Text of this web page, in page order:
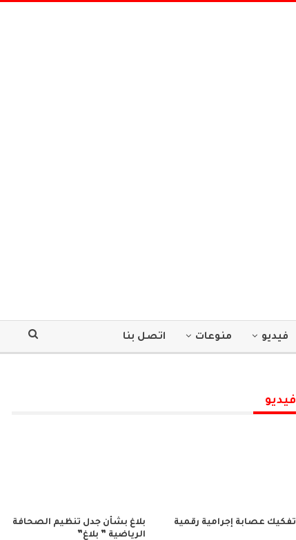
فيديو منوعات اتصل بنا
فيديو
تفكيك عصابة إجرامية رقمية
بلاغ بشأن جدل تنظيم الصحافة
الرياضية ” بلاغ”